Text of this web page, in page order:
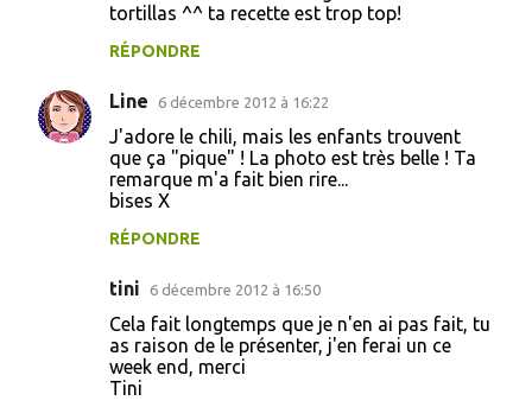
tortillas ^^ ta recette est trop top!
RÉPONDRE
Line 6 décembre 2012 à 16:22
J'adore le chili, mais les enfants trouvent
que ça "pique" ! La photo est très belle ! Ta
remarque m'a fait bien rire...
bises X
RÉPONDRE
tini 6 décembre 2012 à 16:50
Cela fait longtemps que je n'en ai pas fait, tu
as raison de le présenter, j'en ferai un ce
week end, merci
Tini